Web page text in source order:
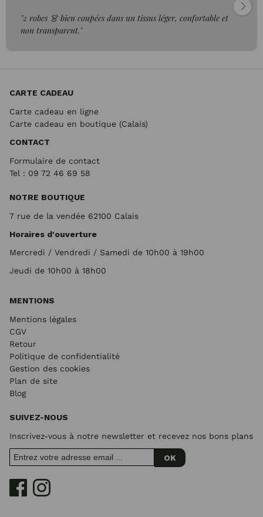
"2 robes 👗 bien coupées dans un tissus léger, confortable et
non transparent."
CARTE CADEAU
Carte cadeau en ligne
Carte cadeau en boutique (Calais)
CONTACT
Formulaire de contact
Tel : 09 72 46 69 58
NOTRE BOUTIQUE
7 rue de la vendée 62100 Calais
Horaires d'ouverture
Mercredi / Vendredi / Samedi de 10h00 à 19h00
Jeudi de 10h00 à 18h00
MENTIONS
Mentions légales
CGV
Retour
Politique de confidentialité
Gestion des cookies
Plan de site
Blog
SUIVEZ-NOUS
Inscrivez-vous à notre newsletter et recevez nos bons plans
OK